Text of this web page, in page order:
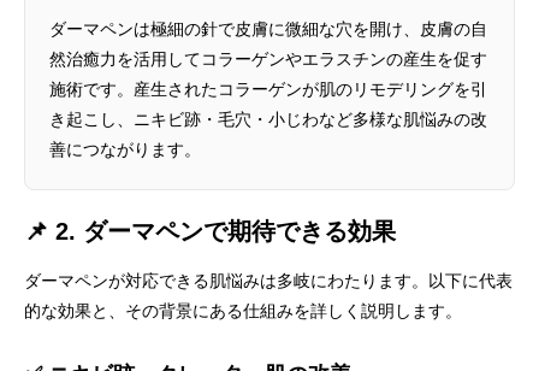
ダーマペンは極細の針で皮膚に微細な穴を開け、皮膚の自
然治癒力を活用してコラーゲンやエラスチンの産生を促す
施術です。産生されたコラーゲンが肌のリモデリングを引
き起こし、ニキビ跡・毛穴・小じわなど多様な肌悩みの改
善につながります。
📌 2. ダーマペンで期待できる効果
ダーマペンが対応できる肌悩みは多岐にわたります。以下に代表
的な効果と、その背景にある仕組みを詳しく説明します。